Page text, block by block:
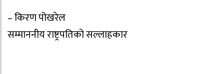
– किरण पोखरेल
सम्माननीय राष्ट्रपतिको सल्लाहकार